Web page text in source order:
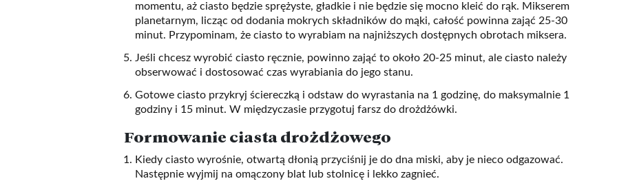
momentu, aż ciasto będzie sprężyste, gładkie i nie będzie się mocno kleić do rąk. Mikserem
planetarnym, licząc od dodania mokrych składników do mąki, całość powinna zająć 25-30
minut. Przypominam, że ciasto to wyrabiam na najniższych dostępnych obrotach miksera.
Jeśli chcesz wyrobić ciasto ręcznie, powinno zająć to około 20-25 minut, ale ciasto należy
obserwować i dostosować czas wyrabiania do jego stanu.
Gotowe ciasto przykryj ściereczką i odstaw do wyrastania na 1 godzinę, do maksymalnie 1
godziny i 15 minut. W międzyczasie przygotuj farsz do drożdżówki.
Formowanie ciasta drożdżowego
Kiedy ciasto wyrośnie, otwartą dłonią przyciśnij je do dna miski, aby je nieco odgazować.
Następnie wyjmij na omączony blat lub stolnicę i lekko zagnieć.